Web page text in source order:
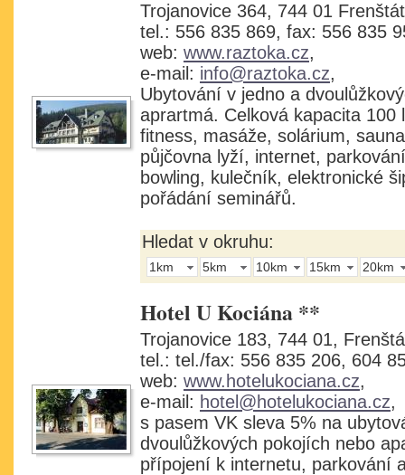
Trojanovice 364, 744 01
tel.: 556 835 869, fax: 556 835
web: www.raztoka.cz,
e-mail: info@raztoka.cz,
Ubytování v jedno a
aprartmá. Celková kapacita 100
fitness, masáže, solárium,
půjčovna lyží, internet,
bowling, kulečník, elektronické
pořádání seminářů.
Hledat v okruhu:
1km 5km 10km 15km 20km
Hotel U Kociána **
Trojanovice 183, 744 01,
tel.: tel./fax: 556 835 206, 604
web: www.hotelukociana.cz,
e-mail: hotel@hotelukociana.cz,
s pasem VK sleva 5% na
dvoulůžkových pokojích nebo
přípojení k internetu, parkování